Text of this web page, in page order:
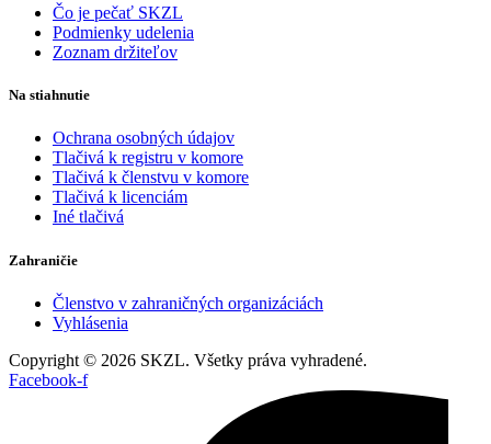
Čo je pečať SKZL
Podmienky udelenia
Zoznam držiteľov
Na stiahnutie
Ochrana osobných údajov
Tlačivá k registru v komore
Tlačivá k členstvu v komore
Tlačivá k licenciám
Iné tlačivá
Zahraničie
Členstvo v zahraničných organizáciách
Vyhlásenia
Copyright © 2026 SKZL. Všetky práva vyhradené.
Facebook-f